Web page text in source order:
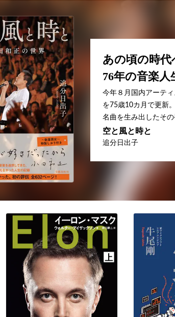
あの頃の時代
76年の音楽人
今年８月国内アーテ
を75歳10カ月で更新
名曲を生み出したその
空と風と時と
追分日出子